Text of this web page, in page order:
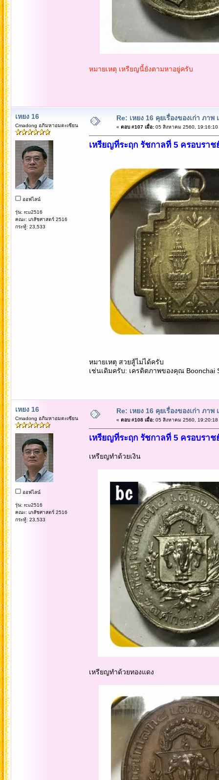
หมายเหตุ เหรียญนี้ยังตามหาอยู่ครับ
เหยง 16
Cmadong อภิมหาอมตะเซียน
ออฟไลน์
รุ่น: rcu2516
คณะ: เภสัชศาสตร์ 2516
กระทู้: 23,533
Re: เหยง 16 คุยเรื่องของเก่า ภา
« ตอบ #107 เมื่อ:05 สิงหาคม 2560, 19:16:10
เหรียญที่ระฤก รัชกาลที่ 5 ครอบรา
หมายเหตุ สวยสู้ไม่ได้ครับ
เช่นเดิมครับ: เครดิตภาพของคุณ Boonchai
เหยง 16
Cmadong อภิมหาอมตะเซียน
ออฟไลน์
รุ่น: rcu2516
คณะ: เภสัชศาสตร์ 2516
กระทู้: 23,533
Re: เหยง 16 คุยเรื่องของเก่า ภา
« ตอบ #108 เมื่อ:05 สิงหาคม 2560, 19:20:18
เหรียญที่ระฤก รัชกาลที่ 5 ครอบรา
เหรียญทำด้วยเงิน
เหรียญทำด้วยทองแดง